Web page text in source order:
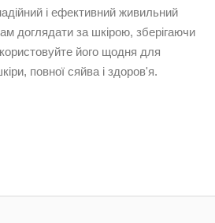
і ефективний живильний
доглядати за шкірою, зберігаючи
його щодня для
повної сяйва і здоров'я.